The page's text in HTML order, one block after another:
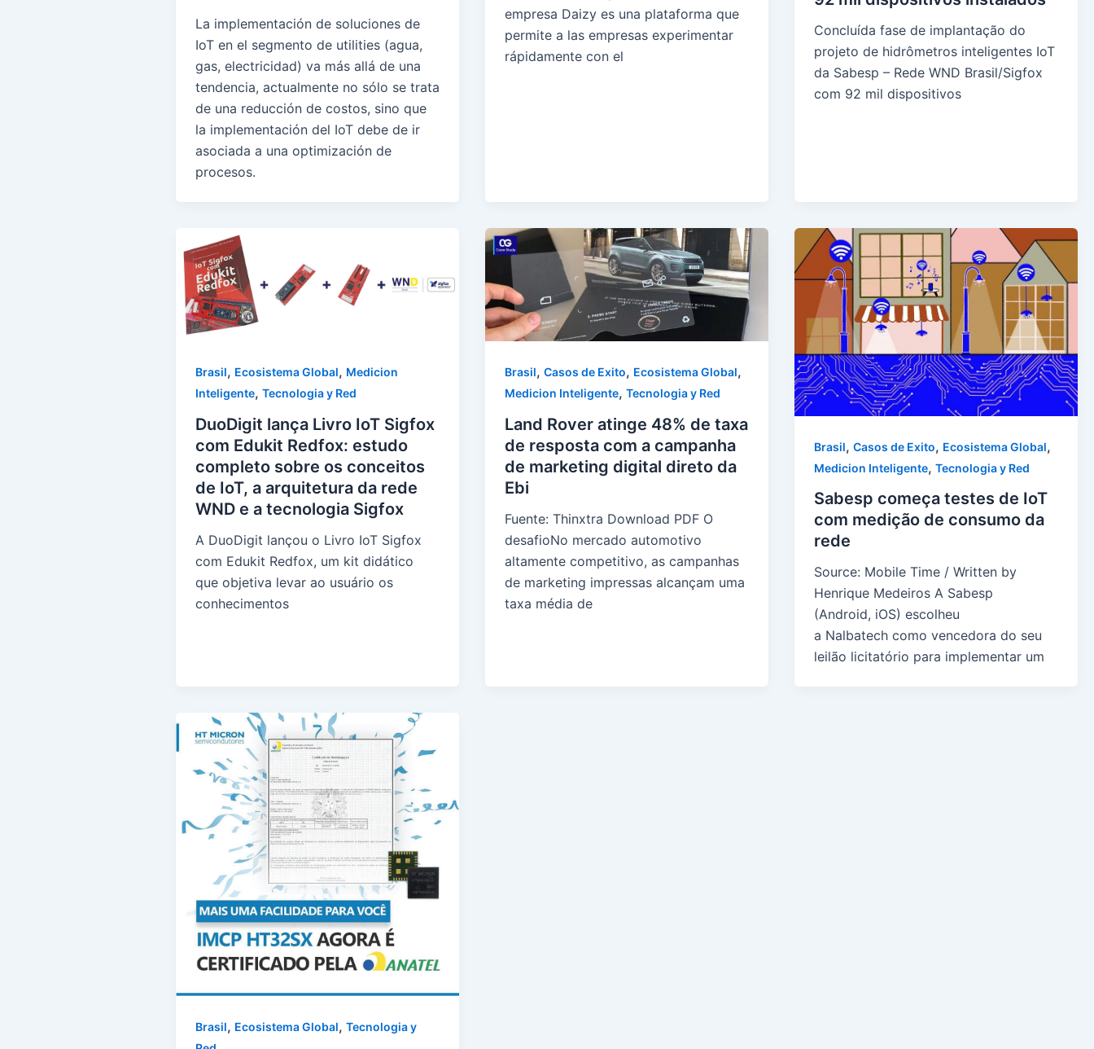
La implementación de soluciones de
IoT en el segmento de utilities (agua,
gas, electricidad) va más allá de una
tendencia, actualmente no sólo se trata
de una reducción de costos, sino que
la implementación del IoT debe de ir
asociada a una optimización de
procesos.
empresa Daizy es una plataforma que
permite a las empresas experimentar
rápidamente con el
Concluída fase de implantação do
projeto de hidrômetros inteligentes IoT
da Sabesp – Rede WND Brasil/Sigfox
com 92 mil dispositivos
Brasil, Ecosistema Global, Medicion
Inteligente, Tecnologia y Red
DuoDigit lança Livro IoT Sigfox
com Edukit Redfox: estudo
completo sobre os conceitos
de IoT, a arquitetura da rede
WND e a tecnologia Sigfox
A DuoDigit lançou o Livro IoT Sigfox
com Edukit Redfox, um kit didático
que objetiva levar ao usuário os
conhecimentos
Brasil, Casos de Exito, Ecosistema Global,
Medicion Inteligente, Tecnologia y Red
Land Rover atinge 48% de taxa
de resposta com a campanha
de marketing digital direto da
Ebi
Fuente: Thinxtra Download PDF O
desafioNo mercado automotivo
altamente competitivo, as campanhas
de marketing impressas alcançam uma
taxa média de
Brasil, Casos de Exito, Ecosistema Global,
Medicion Inteligente, Tecnologia y Red
Sabesp começa testes de IoT
com medição de consumo da
rede
Source: Mobile Time / Written by
Henrique Medeiros A Sabesp
(Android, iOS) escolheu
a Nalbatech como vencedora do seu
leilão licitatório para implementar um
Brasil, Ecosistema Global, Tecnologia y